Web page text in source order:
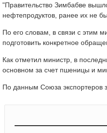
"Правительство Зимбабве
нефтепродуктов, ранее их не
По его словам, в связи с этим
подготовить конкретное
Как отметил министр, в
основном за счет пшеницы и
По данным Союза экспортеров